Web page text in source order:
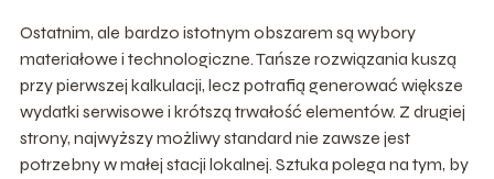
Ostatnim, ale bardzo istotnym obszarem są wybory
materiałowe i technologiczne. Tańsze rozwiązania kuszą
przy pierwszej kalkulacji, lecz potrafią generować większe
wydatki serwisowe i krótszą trwałość elementów. Z drugiej
strony, najwyższy możliwy standard nie zawsze jest
potrzebny w małej stacji lokalnej. Sztuka polega na tym, by